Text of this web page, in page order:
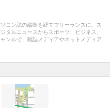
コン誌の編集を経てフリーランスに。ス
タルニュースからスポーツ、ビジネス、
ンルで、雑誌メディアやネットメディア